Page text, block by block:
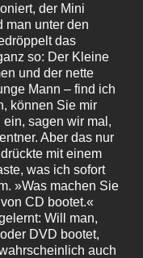
der Mini
man unter den
das
so: Der Kleine
und der nette
Mann – find ich
können Sie mir
sagen wir mal,
Aber das nur
mit einem
was ich sofort
»Was machen Sie
CD bootet.«
Will man,
DVD bootet,
auch